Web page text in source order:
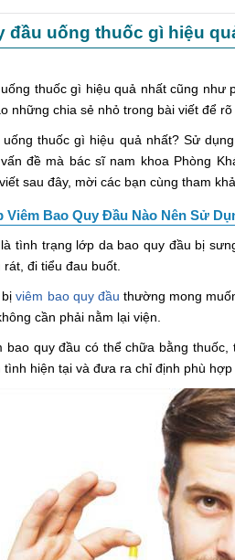
đầu uống thuốc gì hiệu
thuốc gì hiệu quả nhất cũng như
những chia sẻ nhỏ trong bài viết để rõ
thuốc gì hiệu quả nhất? Sử
đề mà bác sĩ nam khoa Phòng
sau đây, mời các bạn cùng tham
Bao Quy Đầu Nào Nên Sử
tình trạng lớp da bao quy đầu bị
đi tiểu đau buốt.
bịviêm bao quy đầu thường mong
cần phải nằm lại viện.
bao quy đầu có thể chữa bằng
hiện tại và đưa ra chỉ định phù